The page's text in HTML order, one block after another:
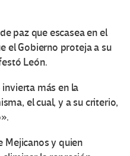
paz que escasea en el
el Gobierno proteja a su
León.
más en la
el cual, y a su criterio,
Mejicanos y quien